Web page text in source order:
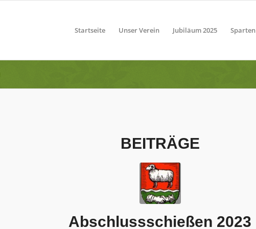
Startseite Unser Verein Jubiläum 2025 Sparten
BEITRÄGE
Abschlussschießen 2023